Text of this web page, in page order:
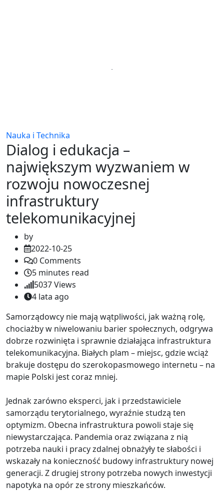
Nauka i Technika
Dialog i edukacja –
największym wyzwaniem w
rozwoju nowoczesnej
infrastruktury
telekomunikacyjnej
by
2022-10-25
0 Comments
5 minutes read
5037Views
4 lata ago
Samorządowcy nie mają wątpliwości, jak ważną rolę,
chociażby w niwelowaniu barier społecznych, odgrywa
dobrze rozwinięta i sprawnie działająca infrastruktura
telekomunikacyjna. Białych plam – miejsc, gdzie wciąż
brakuje dostępu do szerokopasmowego internetu – na
mapie Polski jest coraz mniej.
Jednak zarówno eksperci, jak i przedstawiciele
samorządu terytorialnego, wyraźnie studzą ten
optymizm. Obecna infrastruktura powoli staje się
niewystarczająca. Pandemia oraz związana z nią
potrzeba nauki i pracy zdalnej obnażyły te słabości i
wskazały na konieczność budowy infrastruktury nowej
generacji. Z drugiej strony potrzeba nowych inwestycji
napotyka na opór ze strony mieszkańców.